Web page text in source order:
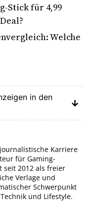
Stick für 4,99
Welche
in den
Karriere
für Gaming-
seit 2012 als freier
Verlage und
Schwerpunkt
und Lifestyle.